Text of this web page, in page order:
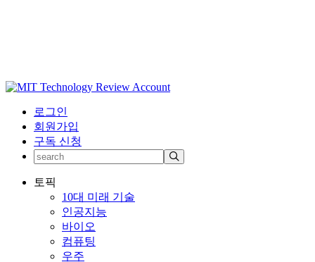
로그인
회원가입
구독 신청
토픽
10대 미래 기술
인공지능
바이오
컴퓨팅
우주